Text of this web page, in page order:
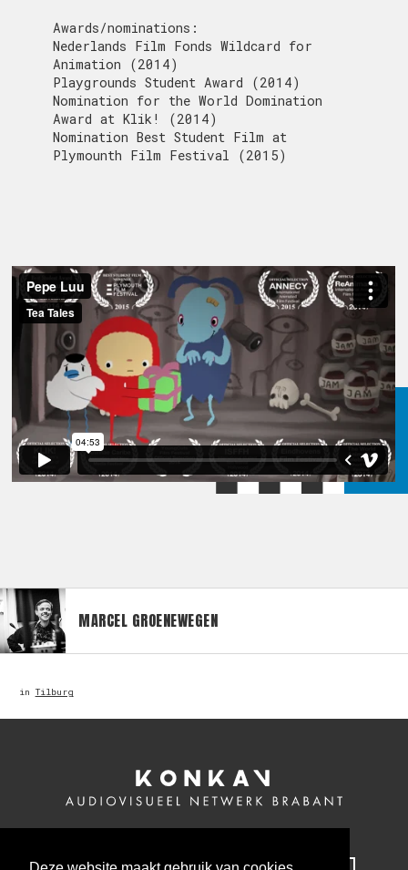
Awards/nominations:
Nederlands Film Fonds Wildcard for
Animation (2014)
Playgrounds Student Award (2014)
Nomination for the World Domination
Award at Klik! (2014)
Nomination Best Student Film at
Plymounth Film Festival (2015)
MARCEL GROENEWEGEN
in Tilburg